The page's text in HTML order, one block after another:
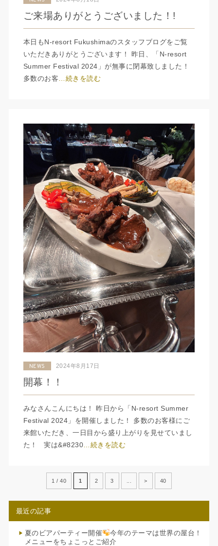
ご来場ありがとうございました！!
本日もN-resort Fukushimaのスタッフブログをご覧
いただきありがとうございます！ 昨日、「N-resort
Summer Festival 2024」が無事に閉幕致しました！
多数のお客…続きを読む
NEWS 2024年8月17日
開幕！！
みなさんこんにちは！ 昨日から「N-resort Summer
Festival 2024」を開催しました！ 多数のお客様にご
来館いただき、一日目から盛り上がりを見せていまし
た！ 実は&#8230 …続きを読む
1 / 40 1 2 3 > 40
最近の記事
夏のビアパーティー開催
今年のテーマは世界の屋台！
メニューをちょこっとご紹介